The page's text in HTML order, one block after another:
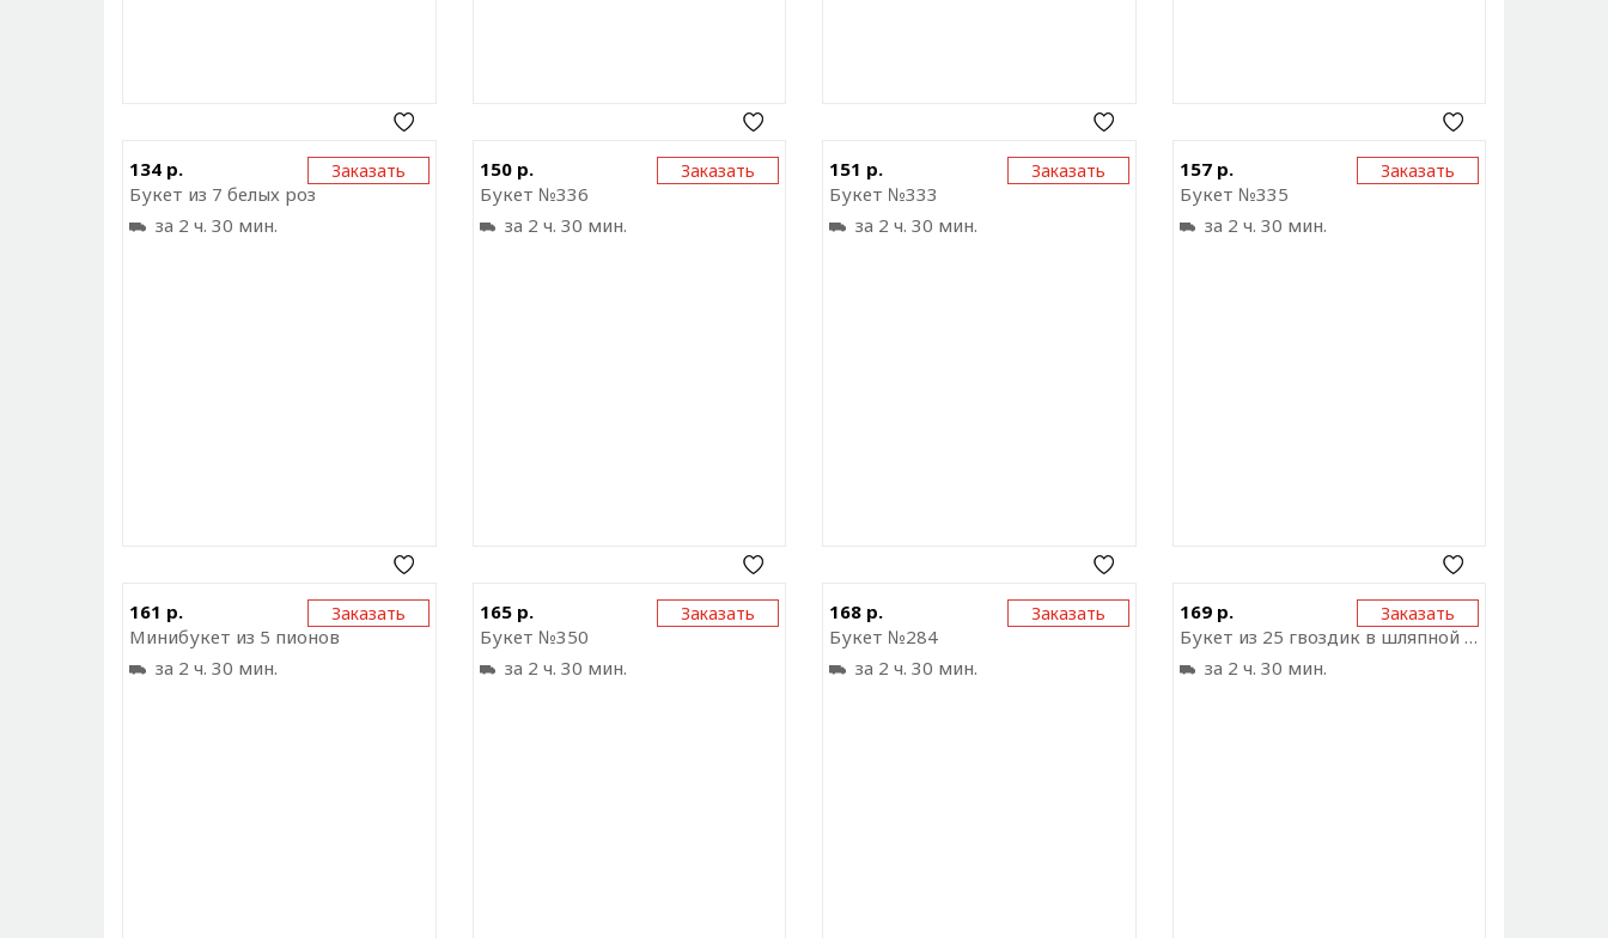
Заказать
134 р.
Букет из 7 белых роз
за 2 ч. 30 мин.
Отправить ссылку на
приложение
Заказать
150 р.
Букет №336
за 2 ч. 30 мин.
Отправить ссылку на
приложение
Заказать
151 р.
Букет №333
за 2 ч. 30 мин.
Отправить ссылку на
приложение
Заказать
157 р.
Букет №335
за 2 ч. 30 мин.
Отправить ссылку на
приложение
Заказать
161 р.
Минибукет из 5 пионов
за 2 ч. 30 мин.
Отправить ссылку на
приложение
Заказать
165 р.
Букет №350
за 2 ч. 30 мин.
Отправить ссылку на
приложение
Заказать
168 р.
Букет №284
за 2 ч. 30 мин.
Отправить ссылку на
приложение
Заказать
169 р.
Букет из 25 гвоздик в шляпной коробке
за 2 ч. 30 мин.
Отправить ссылку на
приложение